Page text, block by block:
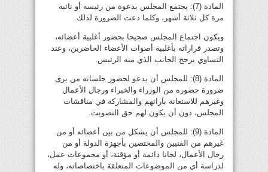
المادة (7): يجتمع المجلس بدعوة من رئيسه أو نائبه
مرة كل ثلاثة أشهر، وكلما دعت الضرورة لذلك.
ويكون اجتماع المجلس صحيحا بحضور أغلبية أعضائه،
وتصدر قراراته بأغلبية أصوات الأعضاء الحاضرين، وعند
التساوي يرجح الجانب الذي منه الرئيس.
المادة (8): للمجلس أن يدعو لحضور جلساته من يرى
ضرورة حضوره من الوزراء والخبراء ورجال الأعمال
وغيرهم للاستعانة بآرائهم والمشاركة في مناقشات
المجلس، دون أن يكون لهم حق التصويت.
المادة (9): للمجلس أن يشكل من بين أعضائه أو من
غيرهم من الفنيين والمختصين بأجهزة الدولة أو من
رجال الأعمال، لجانا دائمة أو مؤقتة، أو مجموعات عمل،
لدراسة أي من الموضوعات المتعلقة باختصاصاته، وله